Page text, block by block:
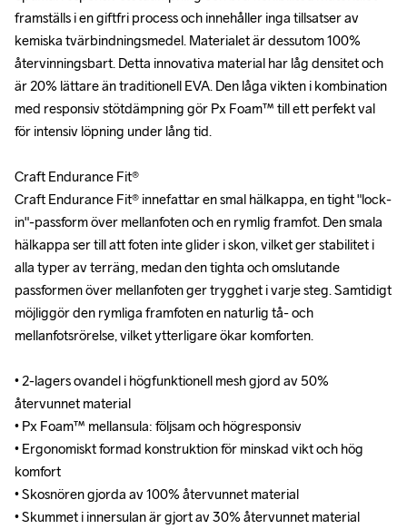
framställs i en giftfri process och innehåller inga tillsatser av
kemiska tvärbindningsmedel. Materialet är dessutom 100%
återvinningsbart. Detta innovativa material har låg densitet och
är 20% lättare än traditionell EVA. Den låga vikten i kombination
med responsiv stötdämpning gör Px Foam™ till ett perfekt val
för intensiv löpning under lång tid.
Craft Endurance Fit®
Craft Endurance Fit® innefattar en smal hälkappa, en tight "lock-
in"-passform över mellanfoten och en rymlig framfot. Den smala
hälkappa ser till att foten inte glider i skon, vilket ger stabilitet i
alla typer av terräng, medan den tighta och omslutande
passformen över mellanfoten ger trygghet i varje steg. Samtidigt
möjliggör den rymliga framfoten en naturlig tå- och
mellanfotsrörelse, vilket ytterligare ökar komforten.
• 2-lagers ovandel i högfunktionell mesh gjord av 50%
återvunnet material
• Px Foam™ mellansula: följsam och högresponsiv
• Ergonomiskt formad konstruktion för minskad vikt och hög
komfort
• Skosnören gjorda av 100% återvunnet material
• Skummet i innersulan är gjort av 30% återvunnet material
framställs i en giftfri process och innehåller inga tillsatser av
kemiska tvärbindningsmedel. Materialet är dessutom 100%
återvinningsbart. Detta innovativa material har låg densitet och
är 20% lättare än traditionell EVA. Den låga vikten i kombination
med responsiv stötdämpning gör Px Foam™ till ett perfekt val
för intensiv löpning under lång tid.
Craft Endurance Fit®
Craft Endurance Fit® innefattar en smal hälkappa, en tight "lock-
in"-passform över mellanfoten och en rymlig framfot. Den smala
hälkappa ser till att foten inte glider i skon, vilket ger stabilitet i
alla typer av terräng, medan den tighta och omslutande
passformen över mellanfoten ger trygghet i varje steg. Samtidigt
möjliggör den rymliga framfoten en naturlig tå- och
mellanfotsrörelse, vilket ytterligare ökar komforten.
• 2-lagers ovandel i högfunktionell mesh gjord av 50%
återvunnet material
• Px Foam™ mellansula: följsam och högresponsiv
• Ergonomiskt formad konstruktion för minskad vikt och hög
komfort
• Skosnören gjorda av 100% återvunnet material
• Skummet i innersulan är gjort av 30% återvunnet material